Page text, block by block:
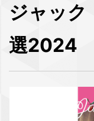
ジャック
選2024